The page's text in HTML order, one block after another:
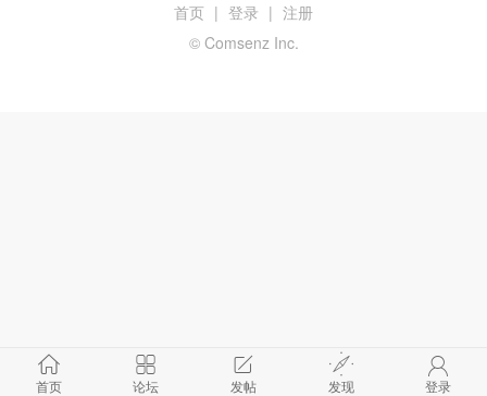
首页 论坛 发帖 发现 登录
首页 | 登录 | 注册
© Comsenz Inc.